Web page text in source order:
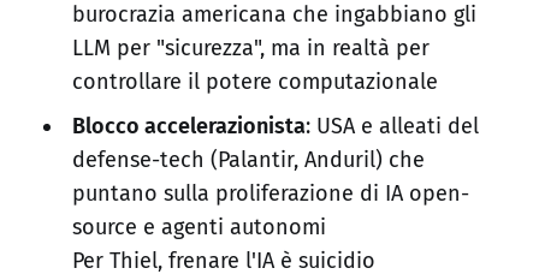
burocrazia americana che ingabbiano gli
LLM per "sicurezza", ma in realtà per
controllare il potere computazionale
Blocco accelerazionista: USA e alleati del
defense-tech (Palantir, Anduril) che
puntano sulla proliferazione di IA open-
source e agenti autonomi
Per Thiel, frenare l'IA è suicidio